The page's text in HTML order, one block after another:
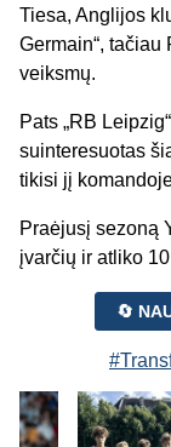
Tiesa, Anglijos
Germain“,
veiksmų.
Pats „RB
suinteresuotas
tikisi jį
Praėjusį sezoną
įvarčių ir atliko
🔄